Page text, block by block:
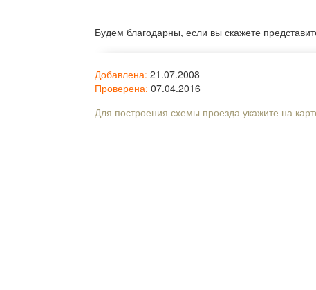
Будем благодарны, если вы скажете
Добавлена: 21.07.2008
Проверена: 07.04.2016
Для построения схемы проезда укажите на